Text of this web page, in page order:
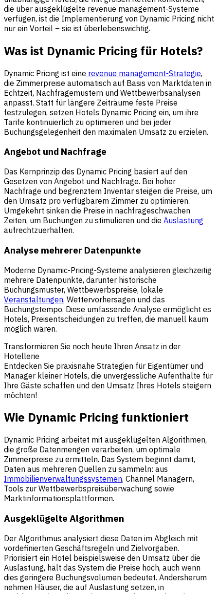
die über ausgeklügelte revenue management-Systeme
verfügen, ist die Implementierung von Dynamic Pricing nicht
nur ein Vorteil – sie ist überlebenswichtig.
Was ist Dynamic Pricing für Hotels?
Dynamic Pricing ist eine revenue management-Strategie,
die Zimmerpreise automatisch auf Basis von Marktdaten in
Echtzeit, Nachfragemustern und Wettbewerbsanalysen
anpasst. Statt für längere Zeiträume feste Preise
festzulegen, setzen Hotels Dynamic Pricing ein, um ihre
Tarife kontinuierlich zu optimieren und bei jeder
Buchungsgelegenheit den maximalen Umsatz zu erzielen.
Angebot und Nachfrage
Das Kernprinzip des Dynamic Pricing basiert auf den
Gesetzen von Angebot und Nachfrage. Bei hoher
Nachfrage und begrenztem Inventar steigen die Preise, um
den Umsatz pro verfügbarem Zimmer zu optimieren.
Umgekehrt sinken die Preise in nachfrageschwachen
Zeiten, um Buchungen zu stimulieren und die Auslastung
aufrechtzuerhalten.
Analyse mehrerer Datenpunkte
Moderne Dynamic-Pricing-Systeme analysieren gleichzeitig
mehrere Datenpunkte, darunter historische
Buchungsmuster, Wettbewerbspreise, lokale
Veranstaltungen, Wettervorhersagen und das
Buchungstempo. Diese umfassende Analyse ermöglicht es
Hotels, Preisentscheidungen zu treffen, die manuell kaum
möglich wären.
Transformieren Sie noch heute Ihren Ansatz in der
Hotellerie
Entdecken Sie praxisnahe Strategien für Eigentümer und
Manager kleiner Hotels, die unvergessliche Aufenthalte für
Ihre Gäste schaffen und den Umsatz Ihres Hotels steigern
möchten!
Wie Dynamic Pricing funktioniert
Dynamic Pricing arbeitet mit ausgeklügelten Algorithmen,
die große Datenmengen verarbeiten, um optimale
Zimmerpreise zu ermitteln. Das System beginnt damit,
Daten aus mehreren Quellen zu sammeln: aus
Immobilienverwaltungssystemen, Channel Managern,
Tools zur Wettbewerbspreisüberwachung sowie
Marktinformationsplattformen.
Ausgeklügelte Algorithmen
Der Algorithmus analysiert diese Daten im Abgleich mit
vordefinierten Geschäftsregeln und Zielvorgaben.
Priorisiert ein Hotel beispielsweise den Umsatz über die
Auslastung, hält das System die Preise hoch, auch wenn
dies geringere Buchungsvolumen bedeutet. Andersherum
nehmen Häuser, die auf Auslastung setzen, in